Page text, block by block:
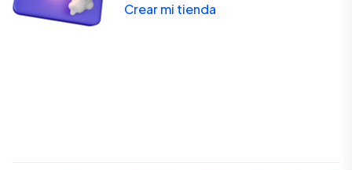
Crear mi tienda